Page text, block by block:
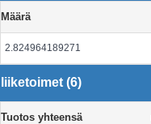
Määrä
2.824964189271
liiketoimet (6)
Tuotos yhteensä